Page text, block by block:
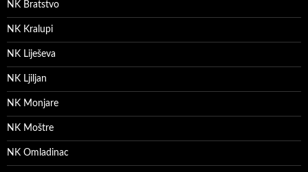
NK Bratstvo
NK Kralupi
NK Liješeva
NK Ljiljan
NK Monjare
NK Moštre
NK Omladinac